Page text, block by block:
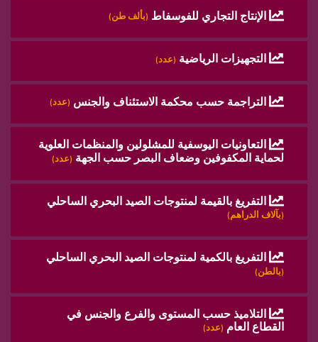
الإنتاج التجاري للفوسفاط (بألف طن)
التجهيزات الرياضية (عدد)
التراجمة حسب محكمة الاستئناف والجنس (عدد)
التعاونيات اليوسفية للمشلولين والمنظمات العلوية
لحماية المكفوفين وضعاف البصر حسب الجهة (عدد)
التفريغ بالقيمة لمنتوجات الصيد البحري الساحلي
(بآلاف الدراهم)
التفريغ بالكمية لمنتوجات الصيد البحري الساحلي
(بالطن)
التلاميذ حسب المستوى والفرع والجنس في
القطاع العام (عدد)